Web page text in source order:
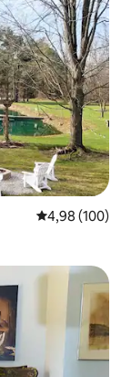
Vlerësimi
4,98 (100)